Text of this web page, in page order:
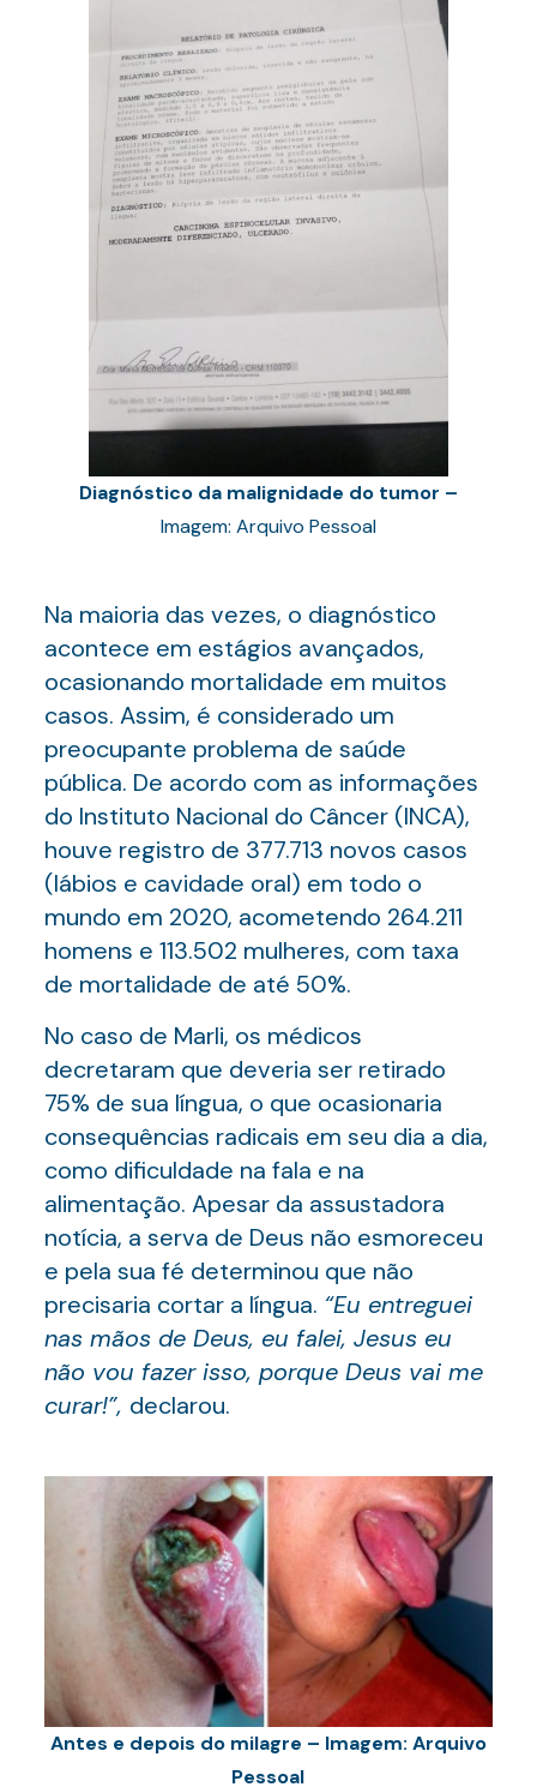
Diagnóstico da malignidade do tumor –
Imagem: Arquivo Pessoal
Na maioria das vezes, o diagnóstico
acontece em estágios avançados,
ocasionando mortalidade em muitos
casos. Assim, é considerado um
preocupante problema de saúde
pública. De acordo com as informações
do Instituto Nacional do Câncer (INCA),
houve registro de 377.713 novos casos
(lábios e cavidade oral) em todo o
mundo em 2020, acometendo 264.211
homens e 113.502 mulheres, com taxa
de mortalidade de até 50%.
No caso de Marli, os médicos
decretaram que deveria ser retirado
75% de sua língua, o que ocasionaria
consequências radicais em seu dia a dia,
como dificuldade na fala e na
alimentação. Apesar da assustadora
notícia, a serva de Deus não esmoreceu
e pela sua fé determinou que não
precisaria cortar a língua. “Eu entreguei
nas mãos de Deus, eu falei, Jesus eu
não vou fazer isso, porque Deus vai me
curar!”, declarou.
Antes e depois do milagre – Imagem: Arquivo
Pessoal